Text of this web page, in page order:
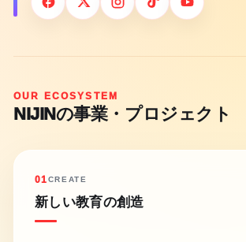
OUR ECOSYSTEM
NIJINの事業・プロジェクト
01CREATE
新しい教育の創造